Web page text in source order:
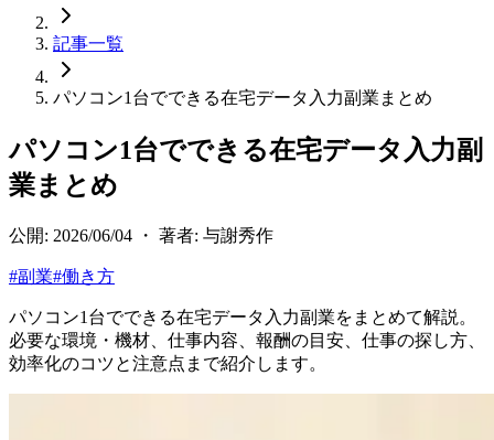
記事一覧
パソコン1台でできる在宅データ入力副業まとめ
パソコン1台でできる在宅データ入力副
業まとめ
公開: 2026/06/04 ・ 著者: 与謝秀作
#副業#働き方
パソコン1台でできる在宅データ入力副業をまとめて解説。
必要な環境・機材、仕事内容、報酬の目安、仕事の探し方、
効率化のコツと注意点まで紹介します。